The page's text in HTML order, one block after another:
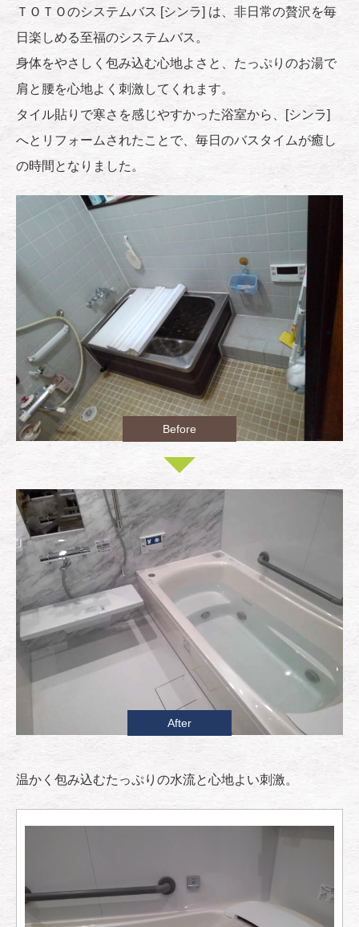
ＴＯＴＯのシステムバス [シンラ] は、非日常の贅沢を毎
日楽しめる至福のシステムバス。
身体をやさしく包み込む心地よさと、たっぷりのお湯で
肩と腰を心地よく刺激してくれます。
タイル貼りで寒さを感じやすかった浴室から、[シンラ]
へとリフォームされたことで、毎日のバスタイムが癒し
の時間となりました。
Before
After
温かく包み込むたっぷりの水流と心地よい刺激。